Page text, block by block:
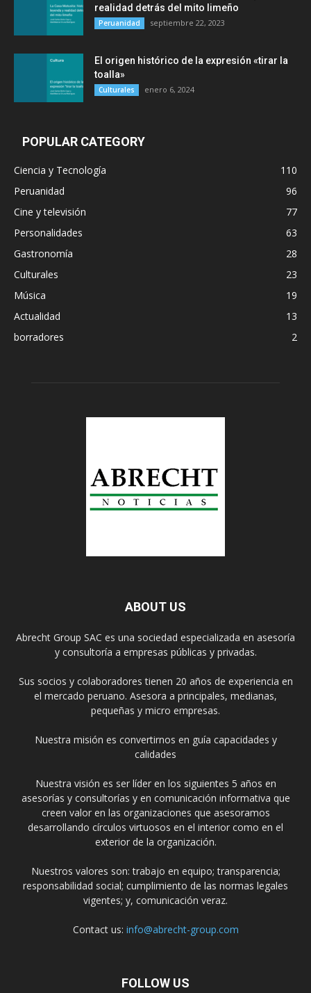
realidad detrás del mito limeño
Peruanidad septiembre 22, 2023
El origen histórico de la expresión «tirar la
toalla»
Culturales enero 6, 2024
POPULAR CATEGORY
Ciencia y Tecnología
110
Peruanidad
96
Cine y televisión
77
Personalidades
63
Gastronomía
28
Culturales
23
Música
19
Actualidad
13
borradores
2
ABOUT US
Abrecht Group SAC es una sociedad especializada en asesoría
y consultoría a empresas públicas y privadas.
Sus socios y colaboradores tienen 20 años de experiencia en
el mercado peruano. Asesora a principales, medianas,
pequeñas y micro empresas.
Nuestra misión es convertirnos en guía capacidades y
calidades
Nuestra visión es ser líder en los siguientes 5 años en
asesorías y consultorías y en comunicación informativa que
creen valor en las organizaciones que asesoramos
desarrollando círculos virtuosos en el interior como en el
exterior de la organización.
Nuestros valores son: trabajo en equipo; transparencia;
responsabilidad social; cumplimiento de las normas legales
vigentes; y, comunicación veraz.
Contact us: info@abrecht-group.com
FOLLOW US